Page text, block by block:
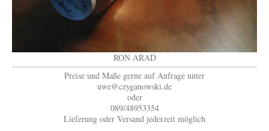
RON ARAD
Preise und Maße gerne auf Anfrage unter
uwe@czyganowski.de
oder
089/48953354
Lieferung oder Versand jederzeit möglich